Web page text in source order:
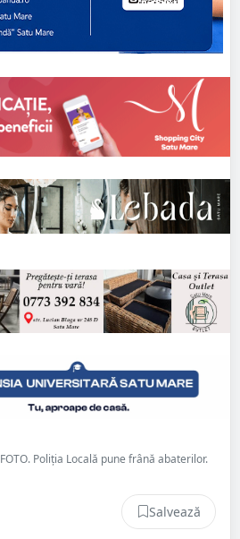
FOTO. Poliția Locală pune frână abaterilor.
Salvează